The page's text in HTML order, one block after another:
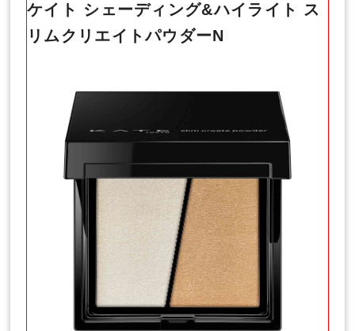
ケイト シェーディング&ハイライト ス
リムクリエイトパウダーN